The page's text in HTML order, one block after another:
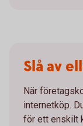
Slå av
När
internetköp.
för ett enskilt